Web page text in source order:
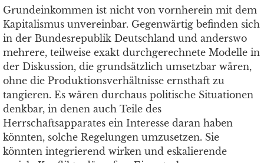
Grundeinkommen ist nicht von vornherein mit dem
Kapitalismus unvereinbar. Gegenwärtig befinden sich
in der Bundesrepublik Deutschland und anderswo
mehrere, teilweise exakt durchgerechnete Modelle in
der Diskussion, die grundsätzlich umsetzbar wären,
ohne die Produktionsverhältnisse ernsthaft zu
tangieren. Es wären durchaus politische Situationen
denkbar, in denen auch Teile des
Herrschaftsapparates ein Interesse daran haben
könnten, solche Regelungen umzusetzen. Sie
könnten integrierend wirken und eskalierende